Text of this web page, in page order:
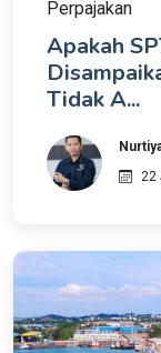
Perpajakan
Apakah
Tidak A...
22